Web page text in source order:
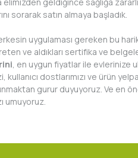
sorarak satın almaya başladık.
uygulaması gereken bu
ve aldıkları sertifika ve
, en uygun fiyatlar ile evlerinize
dostlarımızı ve ürün
gurur duyuyoruz. Ve en
umuyoruz.